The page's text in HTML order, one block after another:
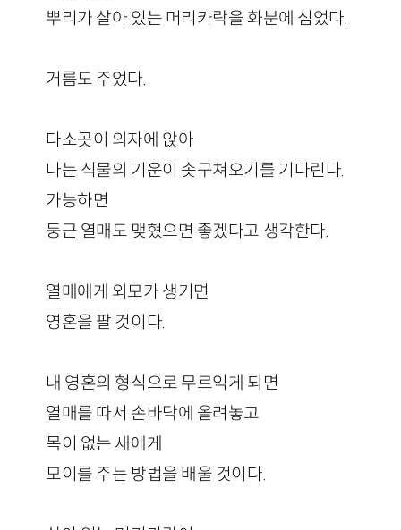
뿌리가 살아 있는 머리카락을 화분에 심었다.
거름도 주었다.
다소곳이 의자에 앉아
나는 식물의 기운이 솟구쳐오기를 기다린다.
가능하면
둥근 열매도 맺혔으면 좋겠다고 생각한다.
열매에게 외모가 생기면
영혼을 팔 것이다.
내 영혼의 형식으로 무르익게 되면
열매를 따서 손바닥에 올려놓고
목이 없는 새에게
모이를 주는 방법을 배울 것이다.